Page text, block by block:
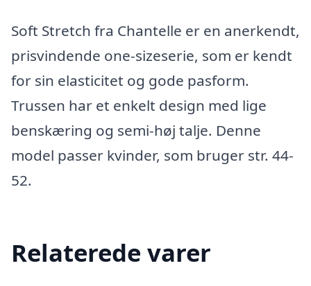
Soft Stretch fra Chantelle er en anerkendt,
prisvindende one-sizeserie, som er kendt
for sin elasticitet og gode pasform.
Trussen har et enkelt design med lige
benskæring og semi-høj talje. Denne
model passer kvinder, som bruger str. 44-
52.
Relaterede varer